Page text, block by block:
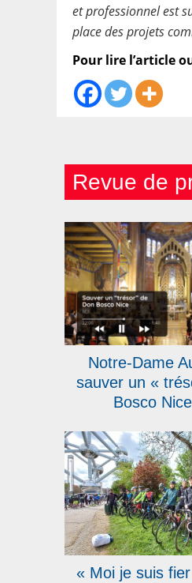
et professionnel est
place des projets
Pour lire l’article
Revue de
Notre-Dame
sauver un «
Bosco
« Moi je suis